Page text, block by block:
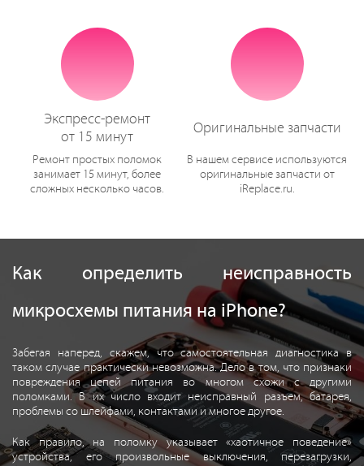
Экспресс-ремонт
от 15 минут
Ремонт простых поломок
занимает 15 минут, более
сложных несколько часов.
Оригинальные запчасти
В нашем сервисе используются
оригинальные запчасти от
iReplace.ru.
Как определить неисправность
микросхемы питания на iPhone?
Забегая наперед, скажем, что самостоятельная диагностика в
таком случае практически невозможна. Дело в том, что признаки
повреждения цепей питания во многом схожи с другими
поломками. В их число входит неисправный разъем, батарея,
проблемы со шлейфами, контактами и многое другое.
Как правило, на поломку указывает «хаотичное поведение»
устройства, его произвольные выключения, перезагрузки,